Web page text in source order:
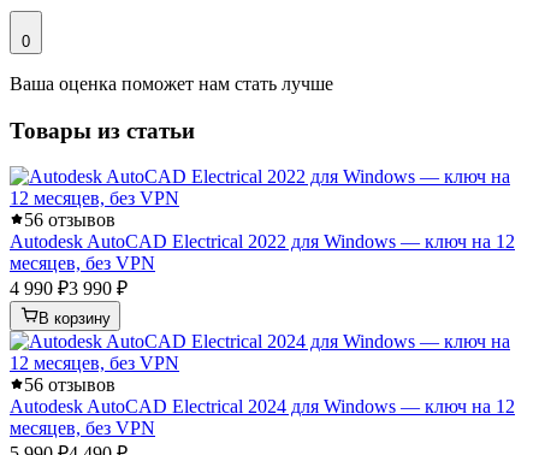
0
Ваша оценка поможет нам стать лучше
Товары из статьи
56 отзывов
Autodesk AutoCAD Electrical 2022 для Windows — ключ на 12
месяцев, без VPN
4 990 ₽3 990 ₽
В корзину
56 отзывов
Autodesk AutoCAD Electrical 2024 для Windows — ключ на 12
месяцев, без VPN